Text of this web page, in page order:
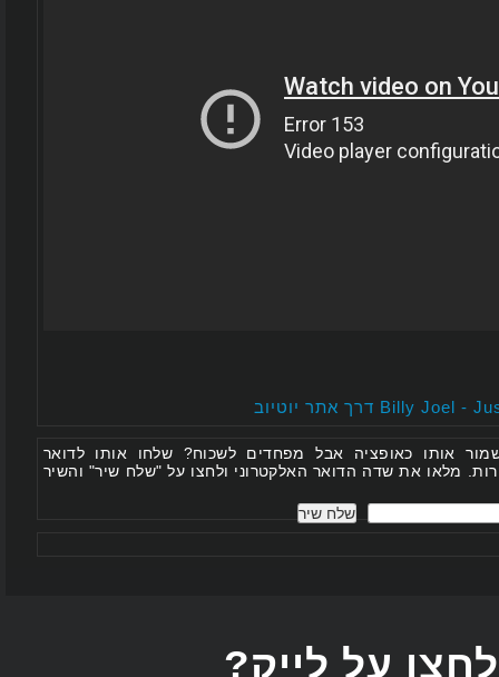
אותו כאופציה אבל מפחדים לשכוח? שלחו אותו לדואר
מלאו את שדה הדואר האלקטרוני ולחצו על "שלח שיר" והשיר
על לייק?